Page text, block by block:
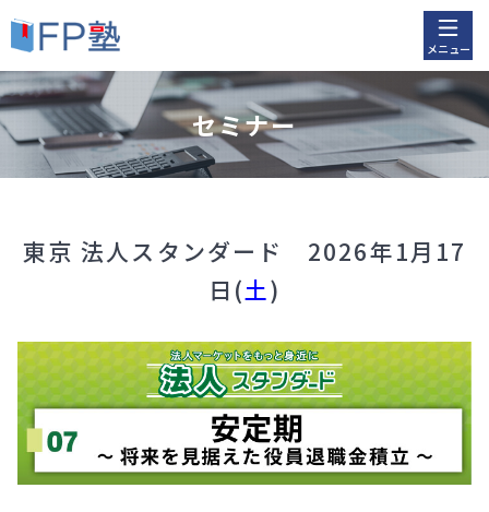
メニュー
セミナー
東京 法人スタンダード 2026年1月17
日(土)